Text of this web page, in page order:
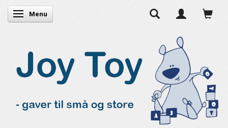
Skifte navigation
Menu